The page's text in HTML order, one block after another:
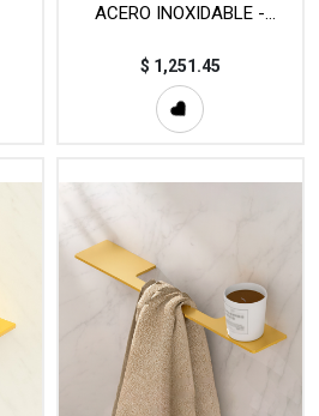
ACERO INOXIDABLE -
$ 1,251.45